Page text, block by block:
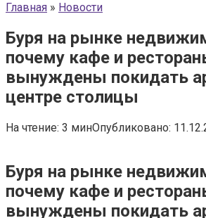
Главная » Новости
Буря на рынке
почему кафе и
вынуждены покидать
центре столицы
На чтение: 3 минОпубликовано:
Буря на рынке
почему кафе и
вынуждены покидать